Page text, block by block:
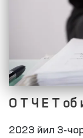
О Т Ч Е Т об
на
2023 йил 3-